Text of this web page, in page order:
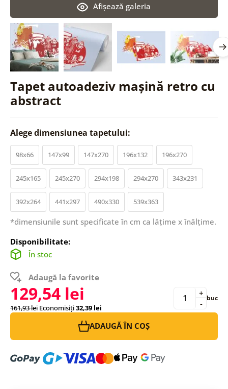
Tapet autoadeziv mașină retro cu
abstract
Afişează galeria
Alege dimensiunea tapetului:
98x66 147x99 147x270 196x132 196x270
245x165 245x270 294x198 294x270 343x231
392x264 441x297 490x330 539x363
*dimensiunile sunt specificate în cm ca lățime x înălțime.
Disponibilitate:
În stoc
Adaugă la favorite
129,54 lei
161,93 lei Economisiți32,39 lei -
+ buc
ADAUGĂ ÎN COȘ